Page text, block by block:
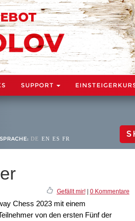
SUPPORT
SPRACHE: DE EN ES FR
Gefällt mir!| 0 Kommentare
Chess 2023 mit einem
von den ersten Fünf der